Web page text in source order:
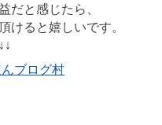
だと感じたら、
けると嬉しいです。
ブログ村